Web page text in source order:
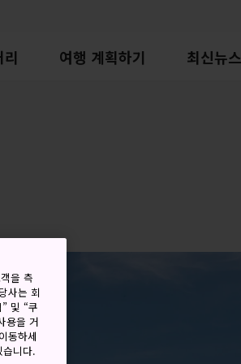
여행 계획하기 최신뉴스
을 측
사는 회
및 “쿠
용을 거
동하세
니다.